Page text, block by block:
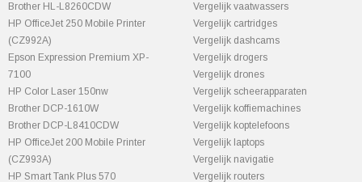
Brother HL-L8260CDW
HP OfficeJet 250 Mobile Printer
(CZ992A)
Epson Expression Premium XP-
7100
HP Color Laser 150nw
Brother DCP-1610W
Brother DCP-L8410CDW
HP OfficeJet 200 Mobile Printer
(CZ993A)
HP Smart Tank Plus 570
Vergelijk vaatwassers
Vergelijk cartridges
Vergelijk dashcams
Vergelijk drogers
Vergelijk drones
Vergelijk scheerapparaten
Vergelijk koffiemachines
Vergelijk koptelefoons
Vergelijk laptops
Vergelijk navigatie
Vergelijk routers